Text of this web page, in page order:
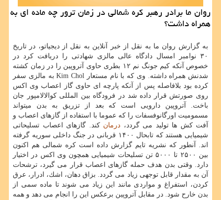
روان ما برادر رهبر كره شمالی در زمان ترور چه ماده ای به
همراه داشت؟
به گزارش روان ما به نقل از خبر آنلاین به نقل از دیجیاتو، در تاریخ
۳۰ نوامبر امسال دادگاه عالی مالزی شهادتی را دریافت كرد در
خصوص آنكه كیم جونگ نم ۱۲ بطری حاوی آتروپین را در زمان كشته
شدنش همراه داشته. وی كه با نام مستعار Kim Chol به مالزی سفر
كرده بود بلافاصله پس از آنكه پارچه ای حاوی گاز اعصاب وی اكس
روی صورتش قرار داده شد در فرودگاه بین المللی كوالالامپور جان
باخت. آتروپین دارویی است كه بعد از تزریق به بدن میتواند
مسمومیت اورگانوفسفات را كه عموما با استفاده از گازهای اعصاب و
آفت كش ها تولید می گردد، درمان كند. گازهای اعصاب تسلیحاتی
شیمیایی هستند كه تابحال ۱۴۰۰ قربانی در جنگ داخلی سوریه گرفته
اند. آنطور كه نشریه تایم گزارش داده است كره شمالی هم اكنون
بین ۲۵۰۰ تا ۵۰۰۰ تن تسلیحات شیمیایی همچون وی اكس در اختیار
دارد. وقتی بدن هدف حمله گازهای اعصاب قرار می گیرد، ترشحات
آن به مقدار قابل توجهی زیاد می گردد. بزاق دهان، اشك، ادرار، عرق
كردن، استفراغ و مواردی مانند این زیاد می شوند تا ماده سمی از
بدن خارح شود. در مقابل آتروپین برعكس این را انجام می دهد و همه